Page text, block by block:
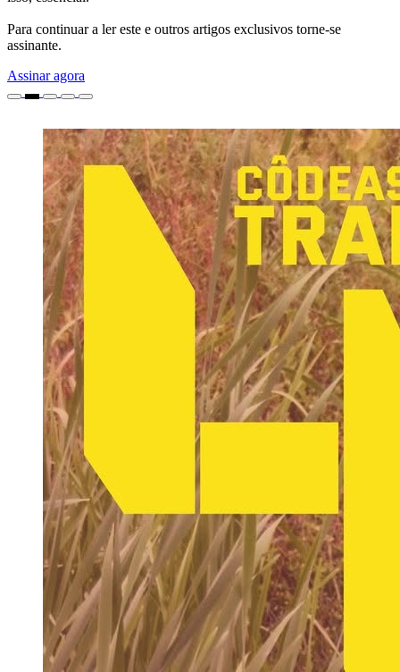
Para continuar a ler este e outros artigos exclusivos torne-se
assinante.
Assinar agora